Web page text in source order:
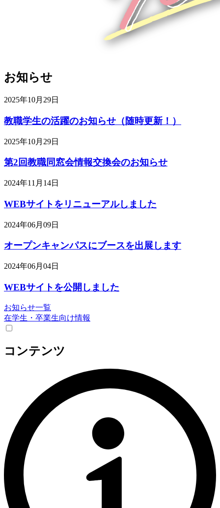
お知らせ
2025年10月29日
教職学生の活躍のお知らせ（随時更新！）
2025年10月29日
第2回教職同窓会情報交換会のお知らせ
2024年11月14日
WEBサイトをリニューアルしました
2024年06月09日
オープンキャンパスにブースを出展します
2024年06月04日
WEBサイトを公開しました
お知らせ一覧
在学生・卒業生向け情報
コンテンツ